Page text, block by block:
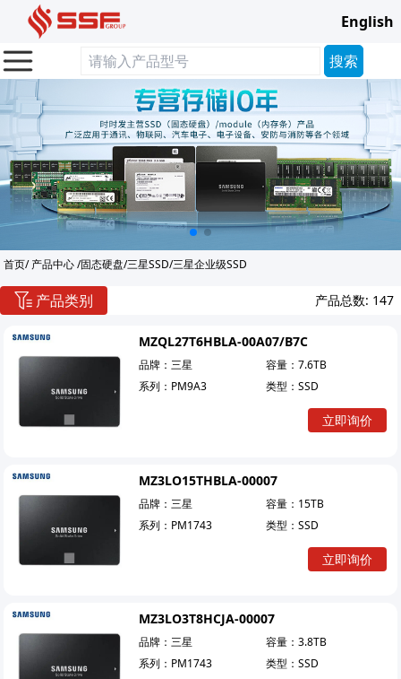
English
首页/产品中心/固态硬盘/三星SSD/三星企业级SSD
产品类别 产品总数: 147
MZQL27T6HBLA-00A07/B7C
品牌： 三星 容量：7.6TB
系列： PM9A3 类型：SSD
立即询价
MZ3LO15THBLA-00007
品牌： 三星 容量： 15TB
系列： PM1743 类型：SSD
立即询价
MZ3LO3T8HCJA-00007
品牌： 三星 容量：3.8TB
系列： PM1743 类型：SSD